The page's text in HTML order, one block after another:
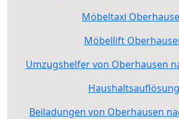
Möbeltaxi
Möbellift
Umzugshelfer von Oberhausen
Haushaltsauflösung
Beiladungen von Oberhausen